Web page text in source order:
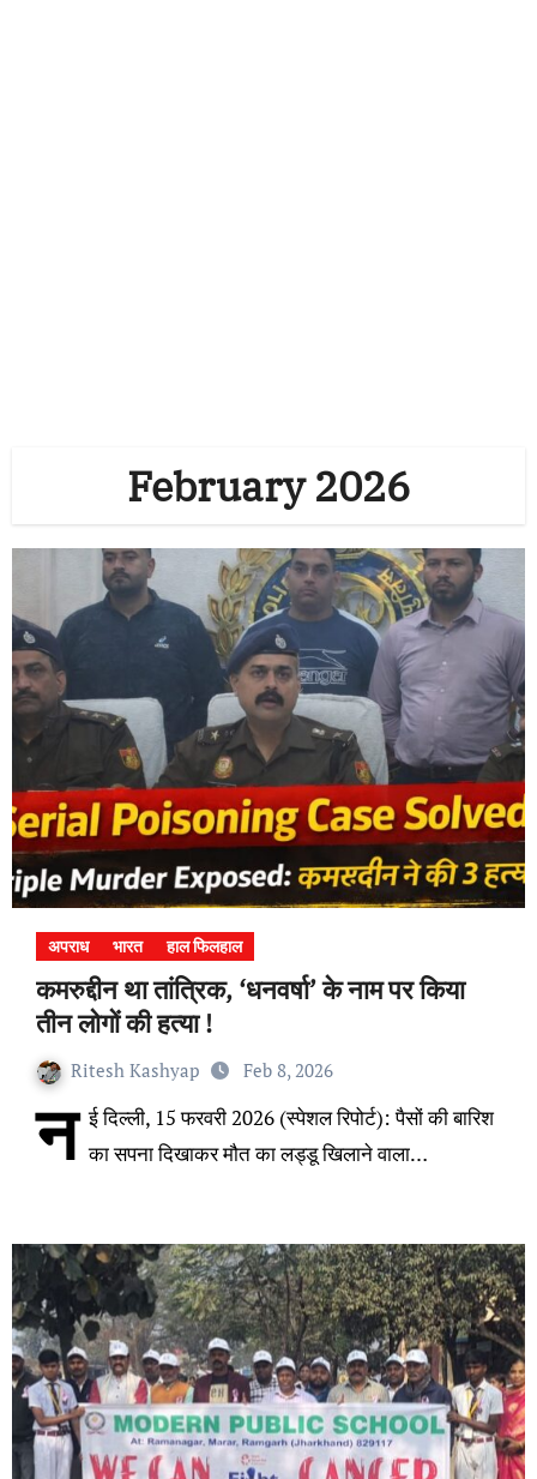
February 2026
अपराध भारत हाल फिलहाल
कमरुद्दीन था तांत्रिक, ‘धनवर्षा’ के नाम पर किया
तीन लोगों की हत्या !
Ritesh Kashyap Feb 8, 2026
न ई दिल्ली, 15 फरवरी 2026 (स्पेशल रिपोर्ट): पैसों की बारिश
का सपना दिखाकर मौत का लड्डू खिलाने वाला…